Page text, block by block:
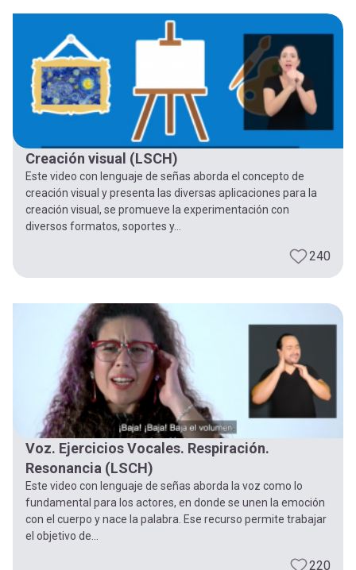
Creación visual (LSCH)
Este video con lenguaje de señas aborda el concepto de
creación visual y presenta las diversas aplicaciones para la
creación visual, se promueve la experimentación con
diversos formatos, soportes y...
240
Voz. Ejercicios Vocales. Respiración.
Resonancia (LSCH)
Este video con lenguaje de señas aborda la voz como lo
fundamental para los actores, en donde se unen la emoción
con el cuerpo y nace la palabra. Ese recurso permite trabajar
el objetivo de...
220